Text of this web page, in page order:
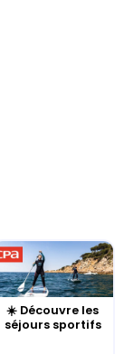
☀️ Découvre les
séjours sportifs